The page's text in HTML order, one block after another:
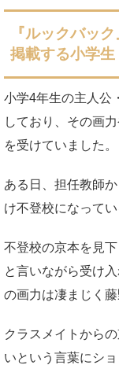
『ルックバッ
掲載する小学生
小学4年生の主人公
しており、その画
を受けていました。
ある日、担任教師
け不登校になって
不登校の京本を見
と言いながら受け
の画力は凄まじく藤
クラスメイトから
いという言葉にシ